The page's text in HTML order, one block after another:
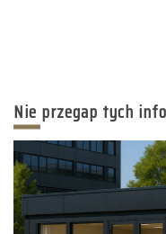
Nie przegap tych